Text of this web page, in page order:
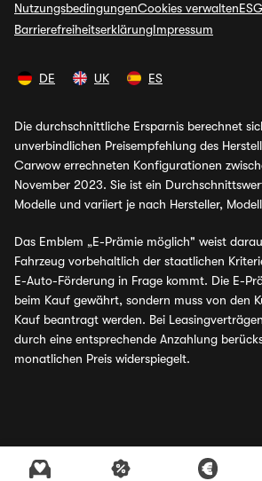
NutzungsbedingungenCookies verwalten
BarrierefreiheitserklärungImpressum
DE UK ES
Die durchschnittliche Ersparnis berechnet
unverbindlichen Preisempfehlung des
Carwow errechneten Konfigurationen
November 2023. Sie ist ein
Modelle und variiert je nach Hersteller,
Das Emblem „E-Prämie möglich" weist
Fahrzeug vorbehaltlich der staatlichen
E-Auto-Förderung in Frage kommt. Die E-
beim Kauf gewährt, sondern muss von den
Kauf beantragt werden. Bei
durch eine entsprechende Anzahlung
monatlichen Preis widerspiegelt.